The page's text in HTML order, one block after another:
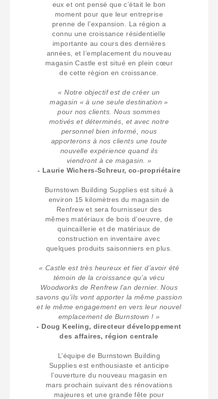
eux et ont pensé que c’était le bon
moment pour que leur entreprise
prenne de l’expansion. La région a
connu une croissance résidentielle
importante au cours des dernières
années, et l’emplacement du nouveau
magasin Castle est situé en plein cœur
de cette région en croissance.
« Notre objectif est de créer un
magasin « à une seule destination »
pour nos clients. Nous sommes
motivés et déterminés, et avec notre
personnel bien informé, nous
apporterons à nos clients une toute
nouvelle expérience quand ils
viendront à ce magasin. »
- Laurie Wichers-Schreur, co-propriétaire
Burnstown Building Supplies est situé à
environ 15 kilomètres du magasin de
Renfrew et sera fournisseur des
mêmes matériaux de bois d’oeuvre, de
quincaillerie et de matériaux de
construction en inventaire avec
quelques produits saisonniers en plus.
« Castle est très heureux et fier d’avoir été
témoin de la croissance qu’a vécu
Woodworks de Renfrew l’an dernier. Nous
savons qu’ils vont apporter la même passion
et le même engagement en vers leur nouvel
emplacement de Burnstown ! »
- Doug Keeling, directeur développement
des affaires, région centrale
L’équipe de Burnstown Building
Supplies est enthousiaste et anticipe
l’ouverture du nouveau magasin en
mars prochain suivant des rénovations
majeures et une grande fête pour